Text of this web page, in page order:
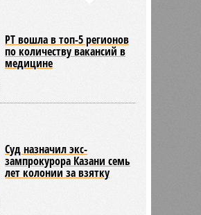
РТ вошла в топ-5 регионов
по количеству вакансий в
медицине
Суд назначил экс-
зампрокурора Казани семь
лет колонии за взятку